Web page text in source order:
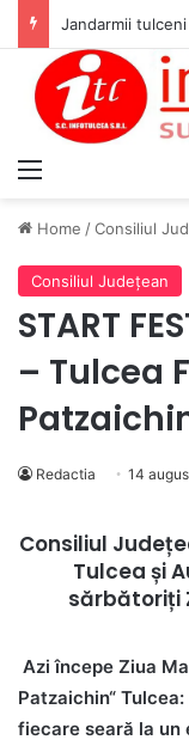
Home /Consiliul
Consiliul Judeţean
START
– Tulcea
Redactia 14
Consiliul Jude
Tulcea și
sărbătoriți
Azi începe Ziua
Patzaichin“ Tulcea:
fiecare seară la un